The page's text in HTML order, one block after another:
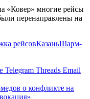
«Ковер» многие рейсы
перенаправлены на
рейсовКазаньШарм-
Telegram Threads Email
о конфликте на